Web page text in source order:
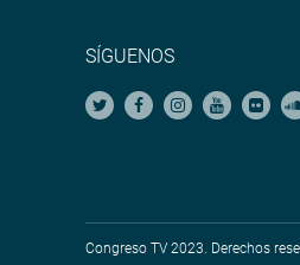
SÍGUENOS
Congreso TV 2023. Derechos